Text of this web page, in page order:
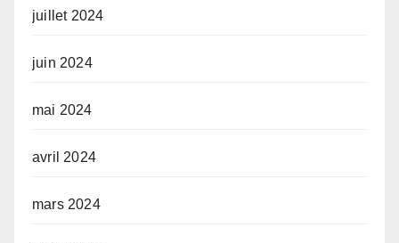
juillet 2024
juin 2024
mai 2024
avril 2024
mars 2024